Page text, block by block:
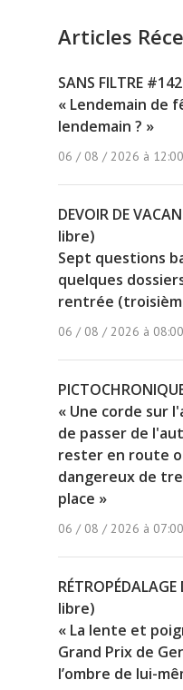
Articles
SANS FILTRE #142
« Lendemain de
lendemain ? »
06 / 08 / 2026 à 12:00
DEVOIR DE
libre)
Sept questions
quelques
rentrée
06 / 08 / 2026 à 08:00
« Une corde sur
de passer de
rester en route
dangereux de
place »
06 / 08 / 2026 à 07:00
libre)
« La lente et
Grand Prix de
l’ombre de lui-